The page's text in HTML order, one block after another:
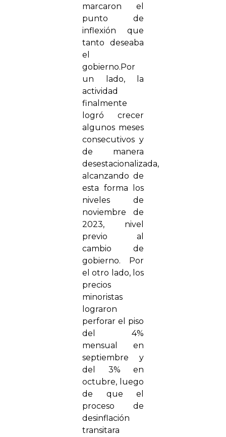
marcaron el
punto de
inflexión que
tanto deseaba
el
gobierno.Por
un lado, la
actividad
finalmente
logró crecer
algunos meses
consecutivos y
de manera
desestacionalizada,
alcanzando de
esta forma los
niveles de
noviembre de
2023, nivel
previo al
cambio de
gobierno. Por
el otro lado, los
precios
minoristas
lograron
perforar el piso
del 4%
mensual en
septiembre y
del 3% en
octubre, luego
de que el
proceso de
desinflación
transitara